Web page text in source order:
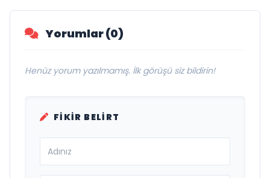
Yorumlar (0)
Henüz yorum yazılmamış. İlk görüşü siz bildirin!
FIKIR BELIRT